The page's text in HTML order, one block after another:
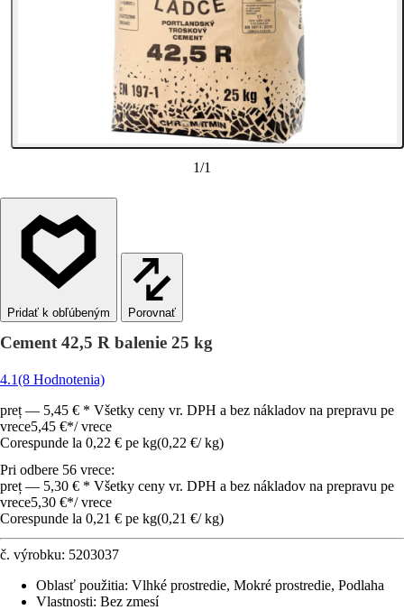
1/1
Porovnať
Cement 42,5 R balenie 25 kg
4.1(8 Hodnotenia)
preț — 5,45 € * Všetky ceny vr. DPH a bez nákladov na prepravu pe
vrece5,45 €*/ vrece
Corespunde la 0,22 € pe kg(0,22 €/ kg)
Pri odbere 56 vrece:
preț — 5,30 € * Všetky ceny vr. DPH a bez nákladov na prepravu pe
vrece5,30 €*/ vrece
Corespunde la 0,21 € pe kg(0,21 €/ kg)
č. výrobku: 5203037
Oblasť použitia: Vlhké prostredie, Mokré prostredie, Podlaha
Vlastnosti: Bez zmesí